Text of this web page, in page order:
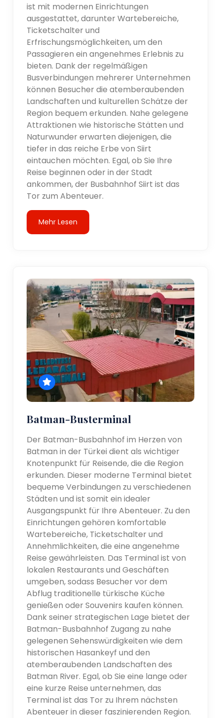
ist mit modernen Einrichtungen
ausgestattet, darunter Wartebereiche,
Ticketschalter und
Erfrischungsmöglichkeiten, um den
Passagieren ein angenehmes Erlebnis zu
bieten. Dank der regelmäßigen
Busverbindungen mehrerer Unternehmen
können Besucher die atemberaubenden
Landschaften und kulturellen Schätze der
Region bequem erkunden. Nahe gelegene
Attraktionen wie historische Stätten und
Naturwunder erwarten diejenigen, die
tiefer in das reiche Erbe von Siirt
eintauchen möchten. Egal, ob Sie Ihre
Reise beginnen oder in der Stadt
ankommen, der Busbahnhof Siirt ist das
Tor zum Abenteuer.
Mehr Lesen
Batman-Busterminal
Der Batman-Busbahnhof im Herzen von
Batman in der Türkei dient als wichtiger
Knotenpunkt für Reisende, die die Region
erkunden. Dieser moderne Terminal bietet
bequeme Verbindungen zu verschiedenen
Städten und ist somit ein idealer
Ausgangspunkt für Ihre Abenteuer. Zu den
Einrichtungen gehören komfortable
Wartebereiche, Ticketschalter und
Annehmlichkeiten, die eine angenehme
Reise gewährleisten. Das Terminal ist von
lokalen Restaurants und Geschäften
umgeben, sodass Besucher vor dem
Abflug traditionelle türkische Küche
genießen oder Souvenirs kaufen können.
Dank seiner strategischen Lage bietet der
Batman-Busbahnhof Zugang zu nahe
gelegenen Sehenswürdigkeiten wie dem
historischen Hasankeyf und den
atemberaubenden Landschaften des
Batman River. Egal, ob Sie eine lange oder
eine kurze Reise unternehmen, das
Terminal ist das Tor zu Ihrem nächsten
Abenteuer in dieser faszinierenden Region.